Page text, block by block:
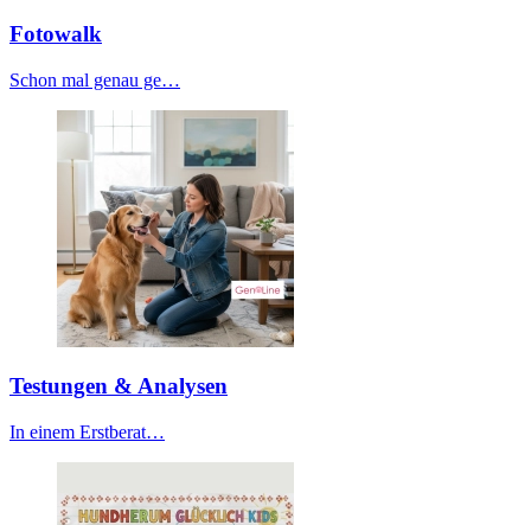
Fotowalk
Schon mal genau ge…
Testungen & Analysen
In einem Erstberat…